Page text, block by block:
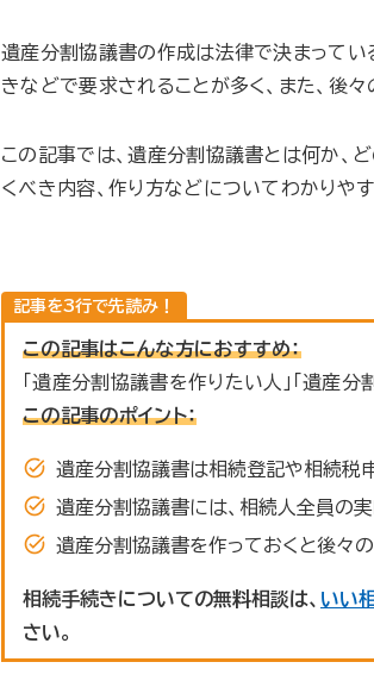
遺産分割協議書の作成は法律で決まってい
きなどで要求されることが多く、また、後
この記事では、遺産分割協議書とは何か、
くべき内容、作り方などについてわかりや
この記事はこんな方におすすめ：
「遺産分割協議書を作りたい人」「遺産
この記事のポイント：
遺産分割協議書は相続登記や相続税
遺産分割協議書には、相続人全員の
遺産分割協議書を作っておくと後々
相続手続きについての無料相談は、 いい
さい。